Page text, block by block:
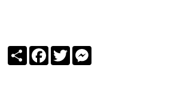
PartagerFacebook
Twitter